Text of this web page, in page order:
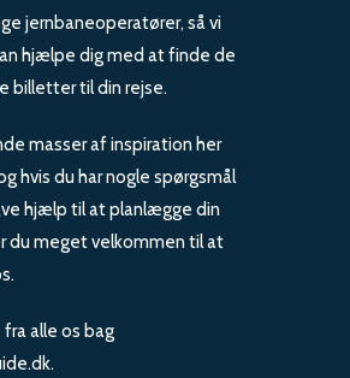
jernbaneoperatører, så vi
hjælpe dig med at finde de
billetter til din rejse.
masser af inspiration her
hvis du har nogle spørgsmål
hjælp til at planlægge din
du meget velkommen til at
fra alle os bag